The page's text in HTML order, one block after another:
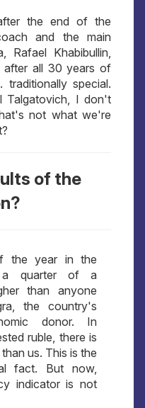
the end of the
and the main
Rafael Khabibullin,
after all 30 years of
special.
Talgatovich, I don't
not what we're
of the
the year in the
a quarter of a
than anyone
the country's
donor. In
ruble, there is
us. This is the
fact. But now,
indicator is not